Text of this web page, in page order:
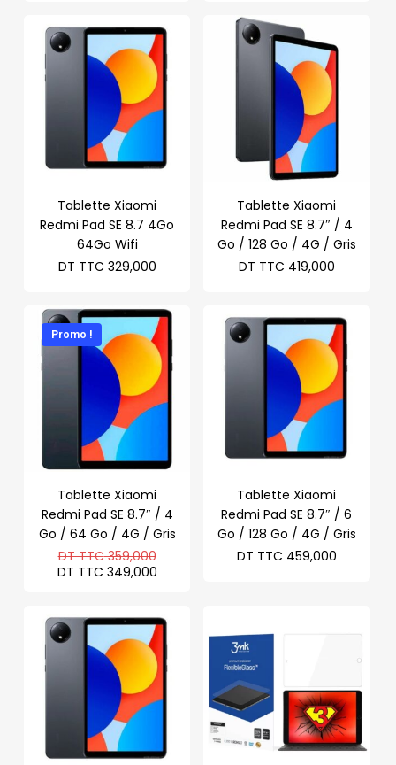
TTC 1.089,000.
est :
DT
TTC 1.049,000. TTC
Tablette Xiaomi
Redmi Pad SE 8.7 4Go
64Go Wifi
DT TTC 329,000
Tablette Xiaomi
Redmi Pad SE 8.7″ / 4
Go / 128 Go / 4G / Gris
DT TTC 419,000
Promo !
Tablette Xiaomi
Redmi Pad SE 8.7″ / 4
Go / 64 Go / 4G / Gris
DT TTC359,000Le
prix
initial
TTC 359,000.
DT TTC 349,000Le
est :
DT
TTC 349,000.
Tablette Xiaomi
Redmi Pad SE 8.7″ / 6
Go / 128 Go / 4G / Gris
DT TTC 459,000